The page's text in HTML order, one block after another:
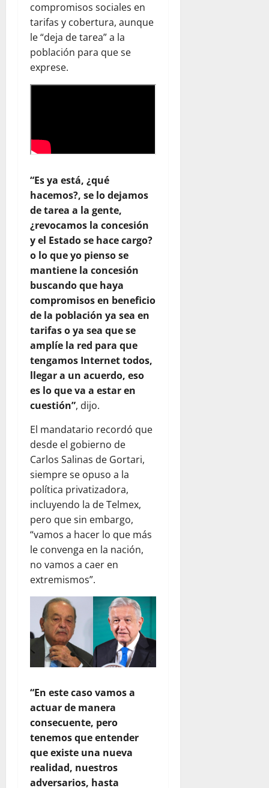
compromisos sociales en
tarifas y cobertura, aunque
le “deja de tarea” a la
población para que se
exprese.
“Es ya está, ¿qué
hacemos?, se lo dejamos
de tarea a la gente,
¿revocamos la concesión
y el Estado se hace cargo?
o lo que yo pienso se
mantiene la concesión
buscando que haya
compromisos en beneficio
de la población ya sea en
tarifas o ya sea que se
amplíe la red para que
tengamos Internet todos,
llegar a un acuerdo, eso
es lo que va a estar en
cuestión”, dijo.
El mandatario recordó que
desde el gobierno de
Carlos Salinas de Gortari,
siempre se opuso a la
política privatizadora,
incluyendo la de Telmex,
pero que sin embargo,
“vamos a hacer lo que más
le convenga en la nación,
no vamos a caer en
extremismos”.
“En este caso vamos a
actuar de manera
consecuente, pero
tenemos que entender
que existe una nueva
realidad, nuestros
adversarios, hasta